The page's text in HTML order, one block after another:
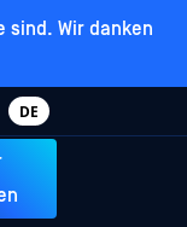
sind. Wir danken
DE